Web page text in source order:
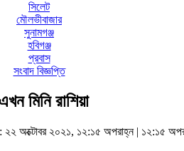
সিলেট
মৌলভীবাজার
সুনামগঞ্জ
হবিগঞ্জ
প্রবাস
সংবাদ বিজ্ঞপ্তি
মিনি রাশিয়া
: ২২ অক্টোবর ২০২১, ১২:১৫ অপরাহ্ন | ১২:১৫